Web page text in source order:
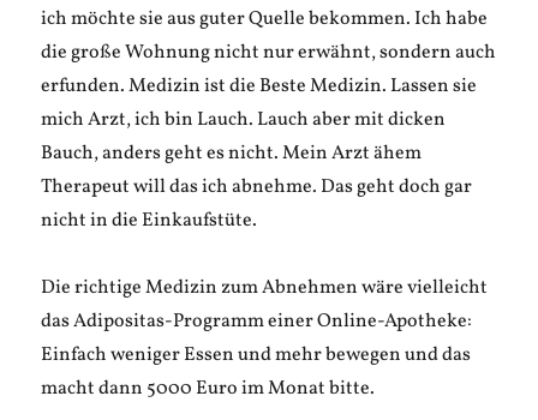
ich möchte sie aus guter Quelle bekommen. Ich habe
die große Wohnung nicht nur erwähnt, sondern auch
erfunden. Medizin ist die Beste Medizin. Lassen sie
mich Arzt, ich bin Lauch. Lauch aber mit dicken
Bauch, anders geht es nicht. Mein Arzt ähem
Therapeut will das ich abnehme. Das geht doch gar
nicht in die Einkaufstüte.
Die richtige Medizin zum Abnehmen wäre vielleicht
das Adipositas-Programm einer Online-Apotheke:
Einfach weniger Essen und mehr bewegen und das
macht dann 5000 Euro im Monat bitte.